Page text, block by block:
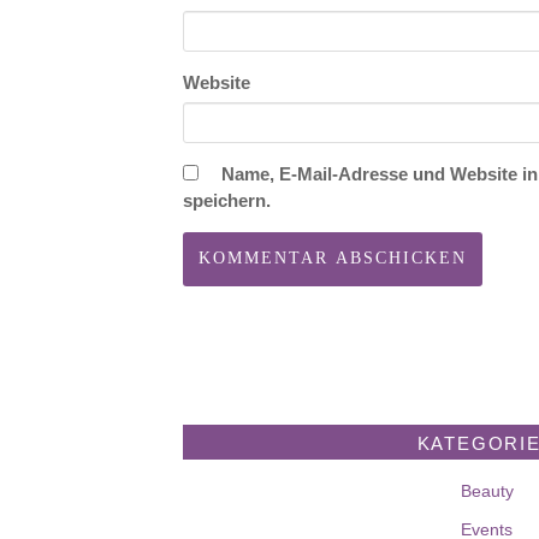
Website
Name, E-Mail-Adresse und Website
speichern.
Beauty
Events